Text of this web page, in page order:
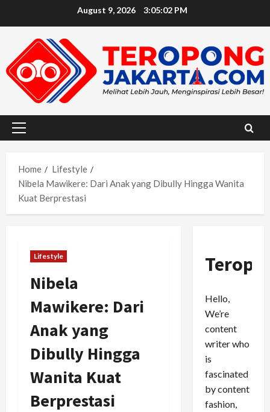
August 9, 2026 3:05:03 PM
Primary
Home
Lifestyle
Nibela Mawikere: Dari Anak yang Dibully Hingga Wanita
Kuat Berprestasi
Lifestyle
Nibela
Mawikere: Dari
Anak yang
Dibully Hingga
Wanita Kuat
Berprestasi
Hello,
We’re
content
writer who
is
fascinated
by content
fashion,